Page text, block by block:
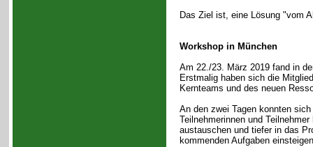
Das Ziel ist, eine Lösung "vom
Workshop in München
Am 22./23. März 2019 fand in
Erstmalig haben sich die
Kernteams und des neuen
An den zwei Tagen konnten sich
Teilnehmerinnen und Teilnehmer
austauschen und tiefer in das
kommenden Aufgaben